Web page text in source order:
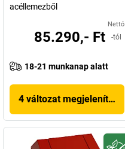
acéllemezből
Nettó
85.290,- Ft -tól
18-21 munkanap alatt
4 változat megjelenítése